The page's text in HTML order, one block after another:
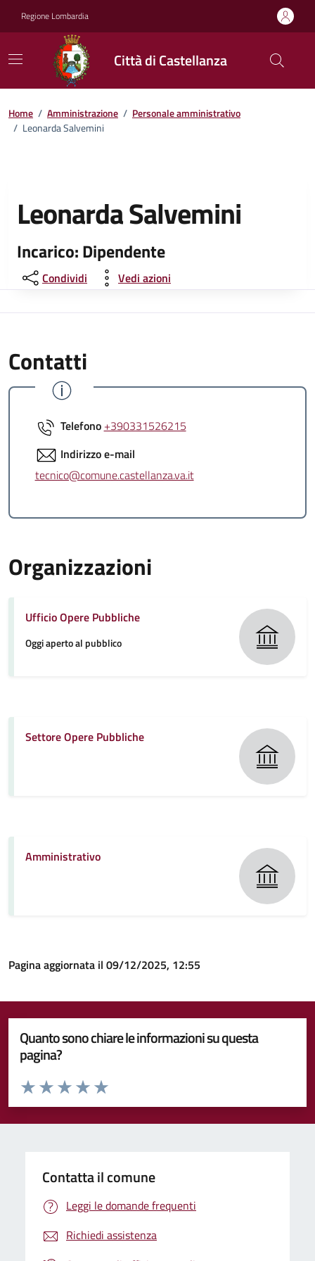
Regione Lombardia
Città di Castellanza
Home / Amministrazione / Personale amministrativo
/ Leonarda Salvemini
Leonarda Salvemini
Incarico: Dipendente
Condividi Vedi azioni
Contatti
Telefono +390331526215
Indirizzo e-mail
tecnico@comune.castellanza.va.it
Organizzazioni
Ufficio Opere Pubbliche
Oggi aperto al pubblico
Settore Opere Pubbliche
Amministrativo
Pagina aggiornata il 09/12/2025, 12:55
Quanto sono chiare le informazioni su questa
pagina?
Valuta da 1 a 5 stelle la pagina
Valuta 5 stelle su 5
Valuta 4 stelle su 5
Valuta 3 stelle su 5
Valuta 2 stelle su 5
Valuta 1 stelle su 5
Contatta il comune
Leggi le domande frequenti
Richiedi assistenza